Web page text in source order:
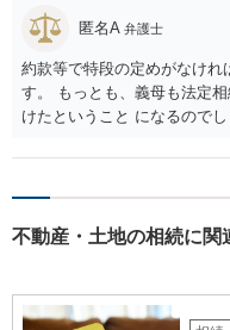
匿名A 弁護士
約款等で特段の定めがなけれ
す。 もっとも、義母も法定
けたということ になるので
不動産・土地の相続に関